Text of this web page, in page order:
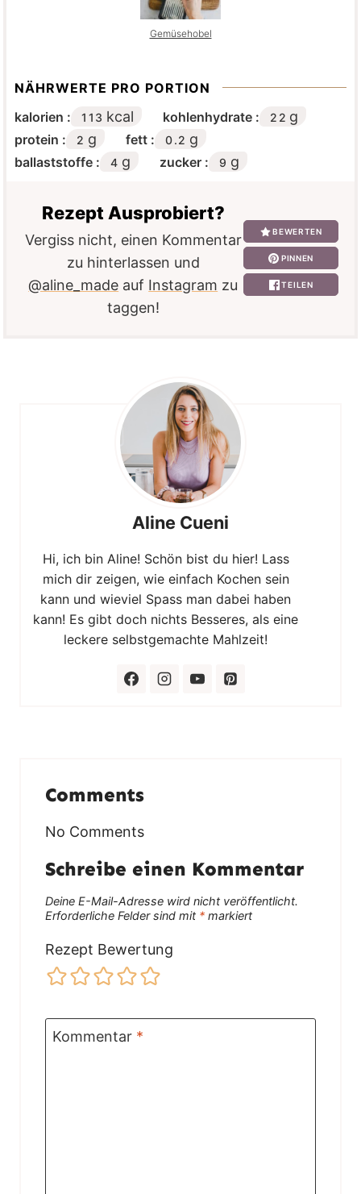
Gemüsehobel
NÄHRWERTE PRO PORTION
kalorien :
113 kcal kohlenhydrate : 22 g
protein : 2 g fett : 0.2 g
ballaststoffe : 4 g zucker : 9 g
Rezept Ausprobiert?
Vergiss nicht, einen Kommentar
zu hinterlassen und
@aline_made auf Instagram zu
taggen!
BEWERTEN
PINNEN
TEILEN
Aline Cueni
Hi, ich bin Aline! Schön bist du hier! Lass
mich dir zeigen, wie einfach Kochen sein
kann und wieviel Spass man dabei haben
kann! Es gibt doch nichts Besseres, als eine
leckere selbstgemachte Mahlzeit!
Comments
No Comments
Schreibe einen Kommentar
Deine E-Mail-Adresse wird nicht veröffentlicht.
Erforderliche Felder sind mit * markiert
Rezept Bewertung
Kommentar *